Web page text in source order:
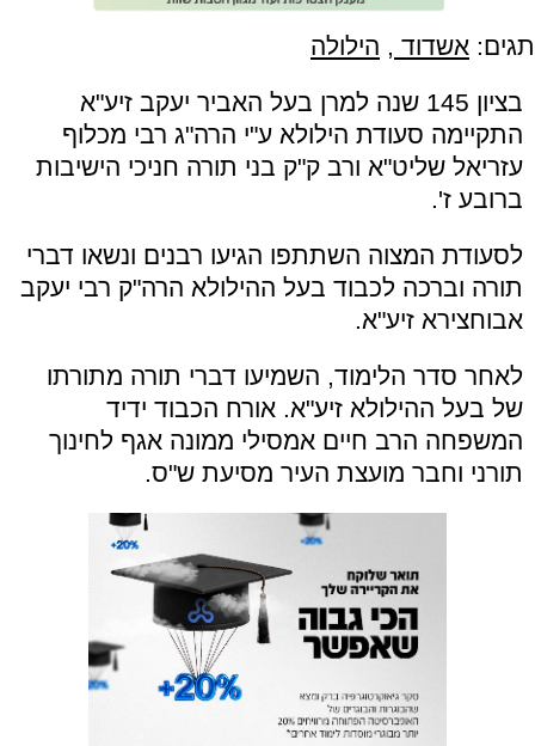
תגים: אשדוד , הילולה
בציון 145 שנה למרן בעל האביר יעקב זיע"א
התקיימה סעודת הילולא ע"י הרה"ג רבי מכלוף
עזריאל שליט"א ורב ק"ק בני תורה חניכי הישיבות
ברובע ז'.
לסעודת המצוה השתתפו הגיעו רבנים ונשאו דברי
תורה וברכה לכבוד בעל ההילולא הרה"ק רבי יעקב
אבוחצירא זיע"א.
לאחר סדר הלימוד, השמיעו דברי תורה מתורתו
של בעל ההילולא זיע"א. אורח הכבוד ידיד
המשפחה הרב חיים אמסילי ממונה אגף לחינוך
תורני וחבר מועצת העיר מסיעת ש"ס.